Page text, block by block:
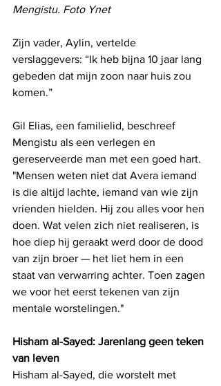
Mengistu. Foto Ynet
Zijn vader, Aylin, vertelde
verslaggevers: “Ik heb bijna 10 jaar lang
gebeden dat mijn zoon naar huis zou
komen.”
Gil Elias, een familielid, beschreef
Mengistu als een verlegen en
gereserveerde man met een goed hart.
"Mensen weten niet dat Avera iemand
is die altijd lachte, iemand van wie zijn
vrienden hielden. Hij zou alles voor hen
doen. Wat velen zich niet realiseren, is
hoe diep hij geraakt werd door de dood
van zijn broer — het liet hem in een
staat van verwarring achter. Toen zagen
we voor het eerst tekenen van zijn
mentale worstelingen."
Hisham al-Sayed: Jarenlang geen teken
van leven
Hisham al-Sayed, die worstelt met